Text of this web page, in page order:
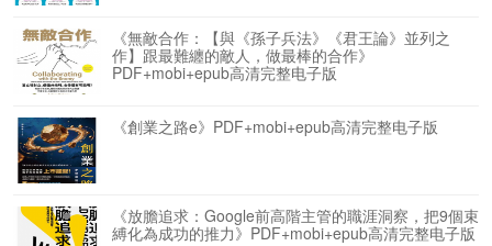
《無敵合作：【與《孫子兵法》《君王論》並列之
作】跟最難纏的敵人，做最棒的合作》
PDF+mobi+epub高清完整电子版
《創業之路e》PDF+mobi+epub高清完整电子版
《放膽追求：Google前高階主管的職涯洞察，把9個束
縛化為成功的推力》PDF+mobi+epub高清完整电子版